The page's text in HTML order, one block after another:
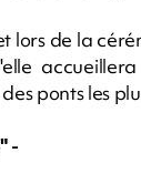
lors de la
ponts les
-